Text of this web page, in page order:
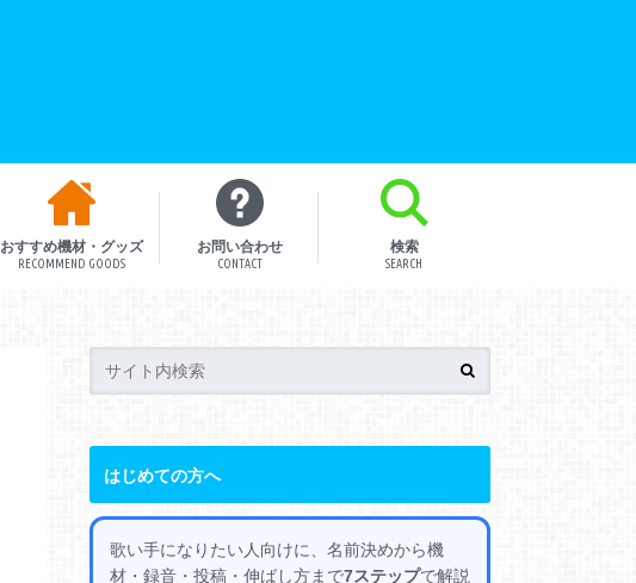
おすすめ機材・グッズ
RECOMMEND GOODS
お問い合わせ
CONTACT
検索
SEARCH
はじめての方へ
歌い手になりたい人向けに、名前決めから機
材・録音・投稿・伸ばし方まで7ステップで解説